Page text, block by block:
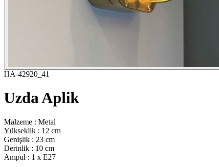
HA-42920_41
Uzda Aplik
Malzeme : Metal
Yükseklik : 12 cm
Genişlik : 23 cm
Derinlik : 10 cm
Ampul : 1 x E27